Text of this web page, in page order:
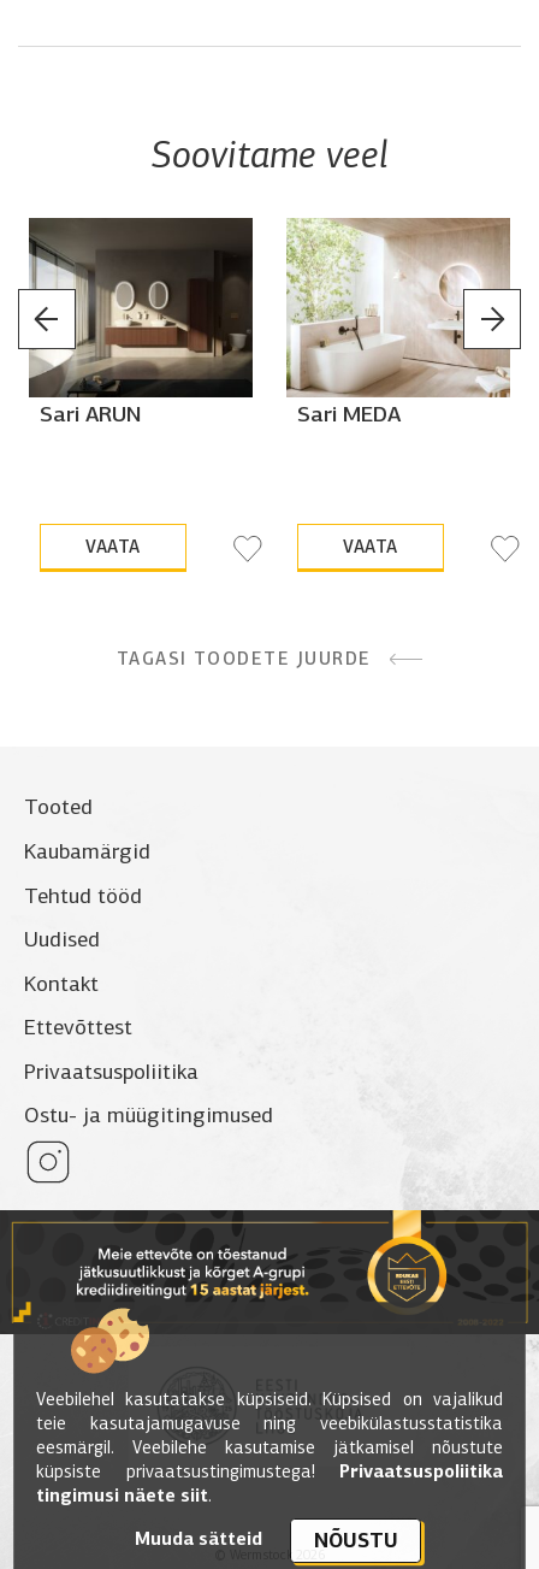
Soovitame veel
Sari ARUN
VAATA
Sari MEDA
VAATA
TAGASI TOODETE JUURDE
Tooted
Kaubamärgid
Tehtud tööd
Uudised
Kontakt
Ettevõttest
Privaatsuspoliitika
Ostu- ja müügitingimused
© Wermstock 2026
Veebilehel kasutatakse küpsiseid. Küpsised on vajalikud
teie kasutajamugavuse ning veebikülastusstatistika
eesmärgil. Veebilehe kasutamise jätkamisel nõustute
küpsiste privaatsustingimustega! Privaatsuspoliitika
tingimusi näete siit.
NÕUSTU
Muuda sätteid